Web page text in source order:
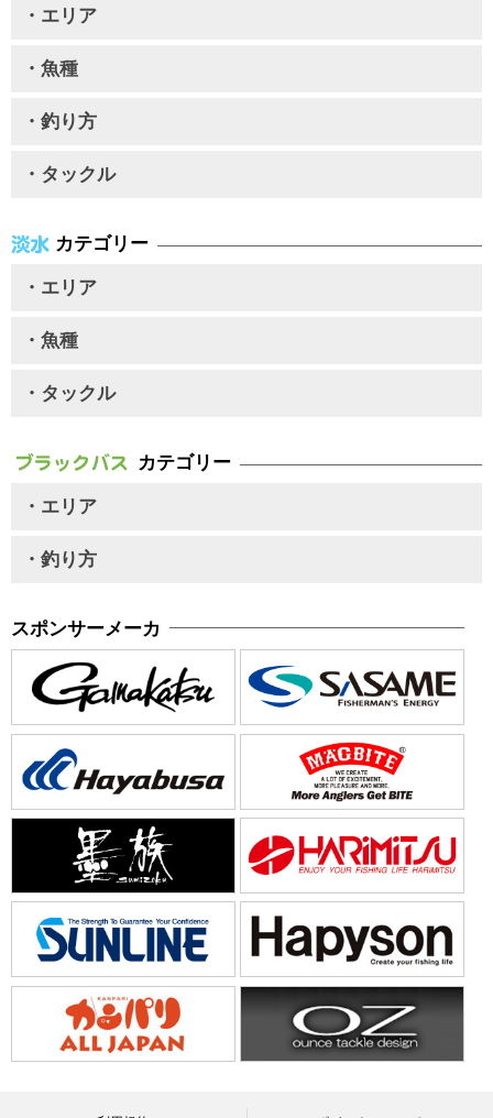
・エリア
・魚種
・釣り方
・タックル
カテゴリー
・エリア
・魚種
・タックル
カテゴリー
・エリア
・釣り方
スポンサーメーカ